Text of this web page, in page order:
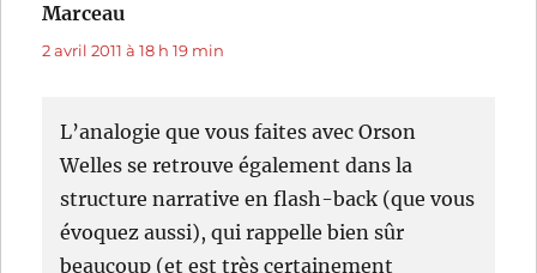
Marceau
2 avril 2011 à 18 h 19 min
L’analogie que vous faites avec Orson
Welles se retrouve également dans la
structure narrative en flash-back (que vous
évoquez aussi), qui rappelle bien sûr
beaucoup (et est très certainement